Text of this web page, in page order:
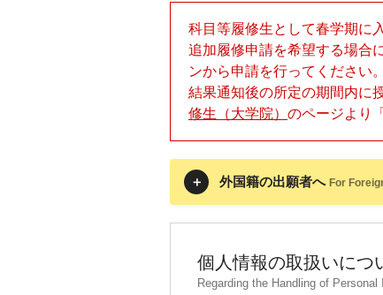
科目等履修生として春学期に
追加履修申請を希望する場合
ンから申請を行ってください
結果通知後の所定の期間内に
修生（大学院） のページより
外国籍の出願者へ For
個人情報の取扱いにつ
Regarding the Handling of Personal